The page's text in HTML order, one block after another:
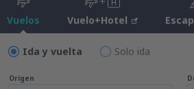
Vuelos Vuelo+Hotel
Ida y vuelta Solo ida
Origen